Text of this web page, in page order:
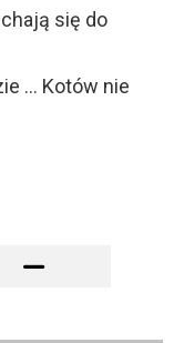
się do
… Kotów nie